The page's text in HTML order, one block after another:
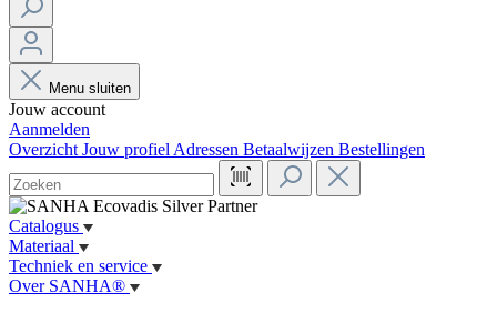
Menu sluiten
Jouw account
Aanmelden
Overzicht Jouw profiel Adressen Betaalwijzen Bestellingen
Catalogus
Materiaal
Techniek en service
Over SANHA®